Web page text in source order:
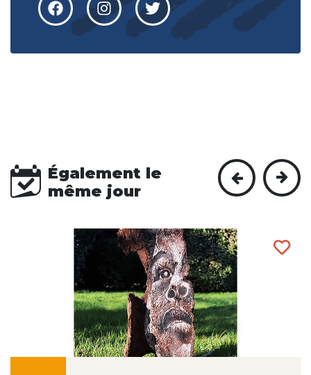
Également le
même jour